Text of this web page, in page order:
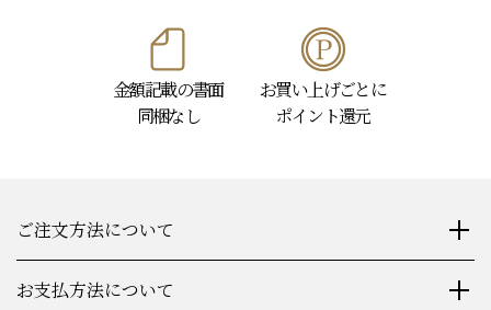
金額記載の書面
同梱なし
お買い上げごとに
ポイント還元
ご注文方法について
お支払方法について